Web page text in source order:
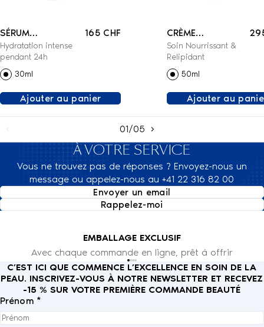
SÉRUM
RÉHYDRATANT
BIO-IDENTIQUE
Hydratation intense
pendant 24h
165 CHF
30ml
Ajouter au panier
CRÈME
RELIPIDANTE BIO-
IDENTIQUE
Soin Nourrissant &
Relipidant
50ml
Ajouter au
01/05
À VOTRE SERVICE
Vous ne trouvez pas de réponses ? Envoyez-nous un
message ou appelez-nous au +41 22 316 82 00
Envoyer un email
Rappelez-moi
EMBALLAGE EXCLUSIF
Avec chaque commande en ligne, prêt à offrir
C’EST ICI QUE COMMENCE L’EXCELLENCE EN SOIN DE LA
PEAU. INSCRIVEZ-VOUS À NOTRE NEWSLETTER ET RECEVEZ
-15 % SUR VOTRE PREMIÈRE COMMANDE BEAUTÉ
Prénom *